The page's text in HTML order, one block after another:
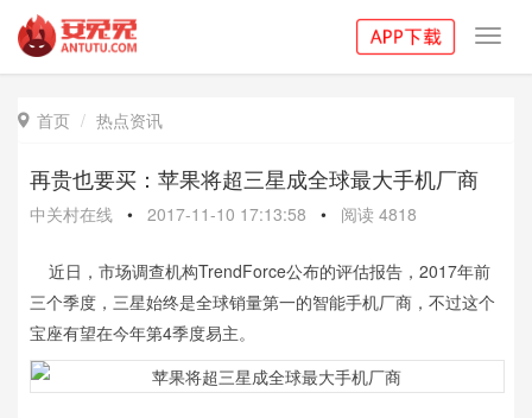
 首页 热点资讯
再贵也要买：苹果将超三星成全球最大手机厂商
中关村在线 • 2017-11-10 17:13:58 • 阅读 4818
近日，市场调查机构TrendForce公布的评估报告，2017年前
三个季度，三星始终是全球销量第一的智能手机厂商，不过这个
宝座有望在今年第4季度易主。